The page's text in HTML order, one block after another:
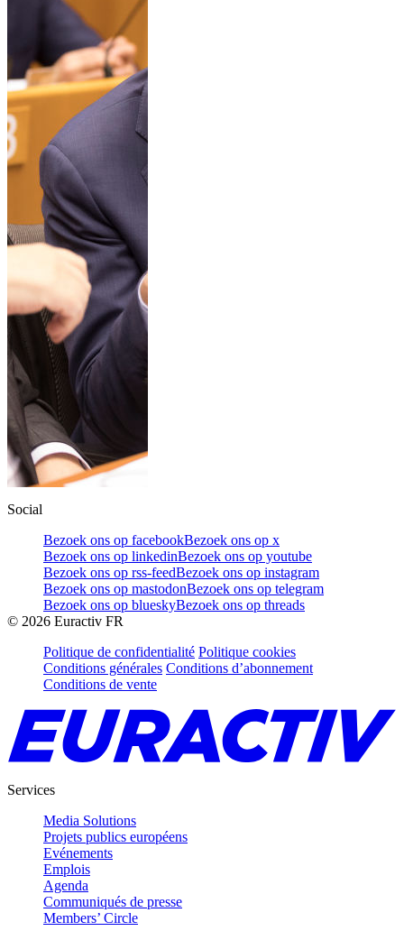
Social
Bezoek ons op facebookBezoek ons op x
Bezoek ons op linkedinBezoek ons op youtube
Bezoek ons op rss-feedBezoek ons op instagram
Bezoek ons op mastodonBezoek ons op telegram
Bezoek ons op blueskyBezoek ons op threads
© 2026 Euractiv FR
Politique de confidentialité Politique cookies
Conditions générales Conditions d’abonnement
Conditions de vente
Services
Media Solutions
Projets publics européens
Evénements
Emplois
Agenda
Communiqués de presse
Members’ Circle